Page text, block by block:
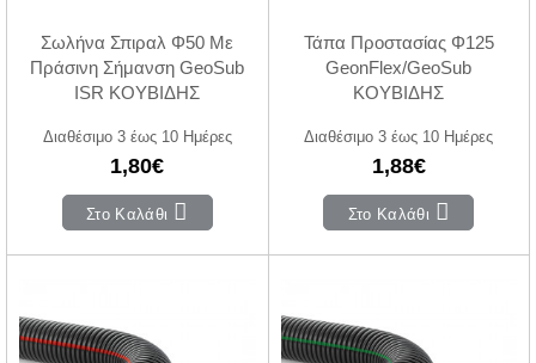
Σωλήνα Σπιραλ Φ50 Με
Πράσινη Σήμανση GeoSub
ISR ΚΟΥΒΙΔΗΣ
Διαθέσιμο 3 έως 10 Ημέρες
1,80€
Στο Καλάθι
Τάπα Προστασίας Φ125
GeonFlex/GeoSub
ΚΟΥΒΙΔΗΣ
Διαθέσιμο 3 έως 10 Ημέρες
1,88€
Στο Καλάθι